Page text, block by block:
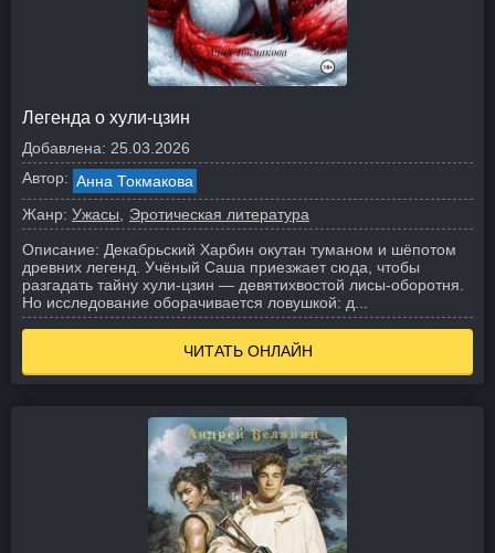
Легенда о хули-цзин
Добавлена: 25.03.2026
Автор: Анна Токмакова
Жанр: Ужасы
Эротическая литература
Описание: Декабрьский Харбин окутан туманом и шёпотом
древних легенд. Учёный Саша приезжает сюда, чтобы
разгадать тайну хули‑цзин — девятихвостой лисы‑оборотня.
Но исследование оборачивается ловушкой: д...
ЧИТАТЬ ОНЛАЙН